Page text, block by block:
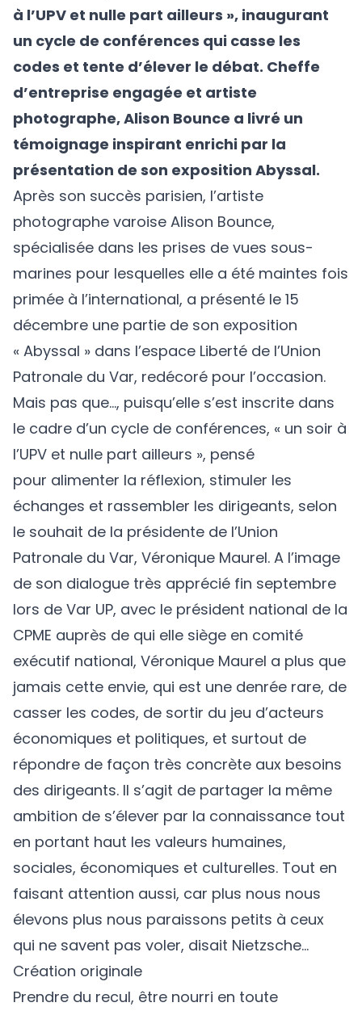
à l’UPV et nulle part ailleurs », inaugurant
un cycle de conférences qui casse les
codes et tente d’élever le débat. Cheffe
d’entreprise engagée et artiste
photographe, Alison Bounce a livré un
témoignage inspirant enrichi par la
présentation de son exposition Abyssal.
Après son succès parisien, l’artiste
photographe varoise Alison Bounce,
spécialisée dans les prises de vues sous-
marines pour lesquelles elle a été maintes fois
primée à l’international, a présenté le 15
décembre une partie de son exposition
« Abyssal » dans l’espace Liberté de l’Union
Patronale du Var, redécoré pour l’occasion.
Mais pas que…, puisqu’elle s’est inscrite dans
le cadre d’un cycle de conférences, « un soir à
l’UPV et nulle part ailleurs », pensé
pour alimenter la réflexion, stimuler les
échanges et rassembler les dirigeants, selon
le souhait de la présidente de l’Union
Patronale du Var, Véronique Maurel. A l’image
de son dialogue très apprécié fin septembre
lors de Var UP, avec le président national de la
CPME auprès de qui elle siège en comité
exécutif national, Véronique Maurel a plus que
jamais cette envie, qui est une denrée rare, de
casser les codes, de sortir du jeu d’acteurs
économiques et politiques, et surtout de
répondre de façon très concrète aux besoins
des dirigeants. Il s’agit de partager la même
ambition de s’élever par la connaissance tout
en portant haut les valeurs humaines,
sociales, économiques et culturelles. Tout en
faisant attention aussi, car plus nous nous
élevons plus nous paraissons petits à ceux
qui ne savent pas voler, disait Nietzsche...
Création originale
Prendre du recul, être nourri en toute